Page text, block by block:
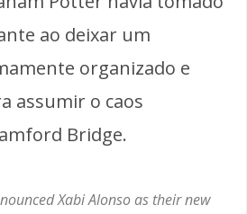
ao deixar um
organizado e
assumir o caos
Bridge.
Xabi Alonso as their new